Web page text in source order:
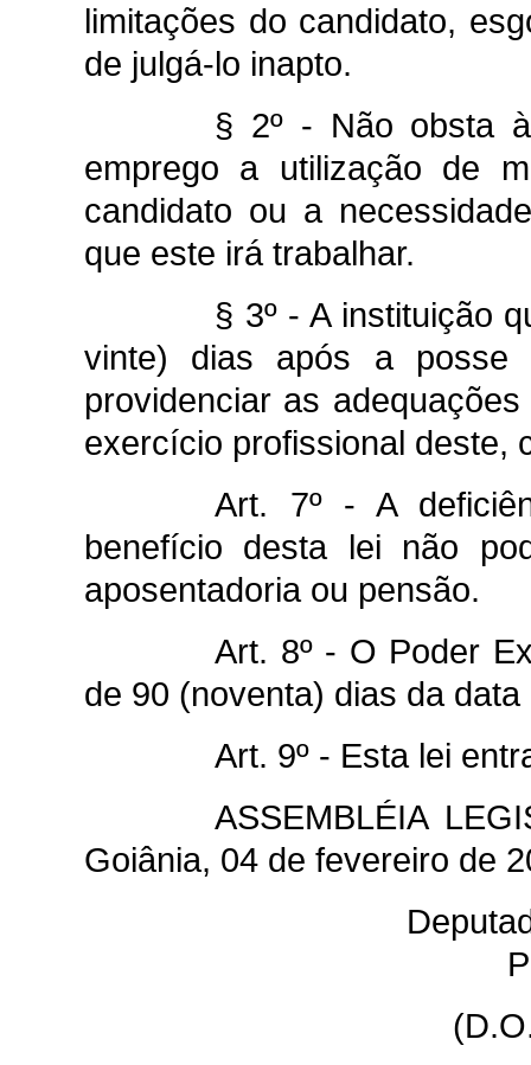
limitações do candidato,
de julgá-lo inapto.
§ 2º - Não obsta
emprego a utilização de
candidato ou a
que este irá trabalhar.
§ 3º - A instituição
vinte) dias após a posse
providenciar as
exercício profissional deste,
Art. 7º - A
benefício desta lei não
aposentadoria ou pensão.
Art. 8º - O Poder
de 90 (noventa) dias da
Art. 9º - Esta lei
ASSEMBLÉIA
Goiânia, 04 de fevereiro de